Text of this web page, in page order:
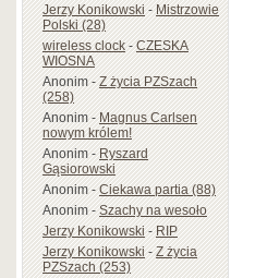
Jerzy Konikowski-Mistrzowie
Polski (28)
wireless clock-CZESKA
WIOSNA
Anonim-Z życia PZSzach
(258)
Anonim-Magnus Carlsen
nowym królem!
Anonim-Ryszard
Gąsiorowski
Anonim-Ciekawa partia (88)
Anonim-Szachy na wesoło
Jerzy Konikowski-RIP
Jerzy Konikowski-Z życia
PZSzach (253)